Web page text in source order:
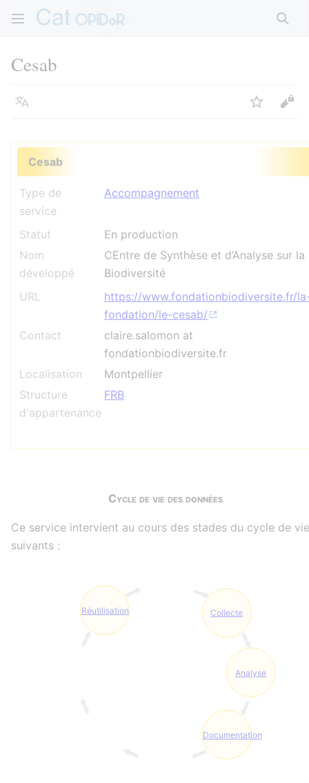
Cesab
Langue Suivre
Cesab
Type de
service
Accompagnement
Statut
En production
Nom
développé
CEntre de Synthèse et d’Analyse sur la
Biodiversité
URL
https://www.fondationbiodiversite.fr/
fondation/le-cesab/
Contact
claire.salomon at
fondationbiodiversite.fr
Localisation
Montpellier
Structure
d'appartenance
FRB
Cycle de vie des données
Ce service intervient au cours des stades du cycle de vie
suivants :
Collecte
Analyse
Documentation
Réutilisation